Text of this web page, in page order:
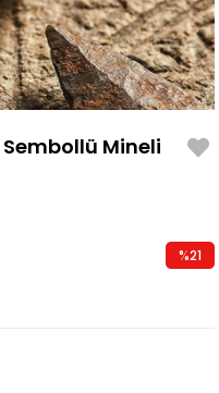
Sembollü Mineli
%21